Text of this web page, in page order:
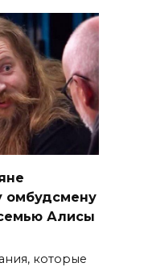
омбудсмену
Алисы
которые